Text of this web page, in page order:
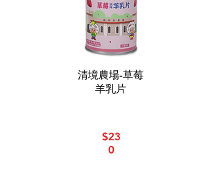
清境農場-草莓
羊乳片
$23
0